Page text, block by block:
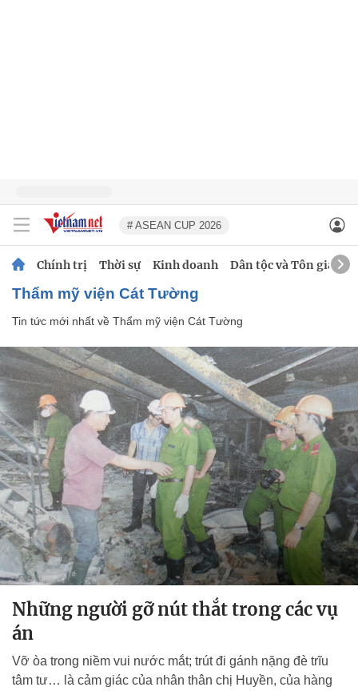
# ASEAN CUP 2026
Chính trị Thời sự Kinh doanh Dân tộc và Tôn giáo
Thẩm mỹ viện Cát Tường
Tin tức mới nhất về Thẩm mỹ viện Cát Tường
Những người gỡ nút thắt trong các vụ
án
Vỡ òa trong niềm vui nước mắt; trút đi gánh nặng đè trĩu
tâm tư… là cảm giác của nhân thân chị Huyền, của hàng